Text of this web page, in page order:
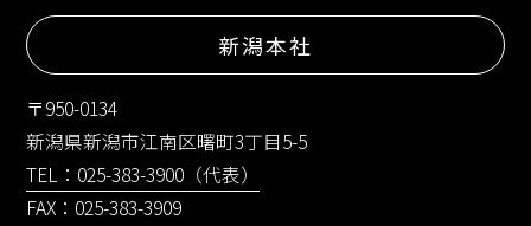
新潟本社
〒950-0134
新潟県新潟市江南区曙町3丁目5-5
TEL：025-383-3900（代表）
FAX：025-383-3909